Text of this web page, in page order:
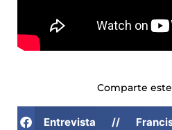
Comparte
Entrevista //